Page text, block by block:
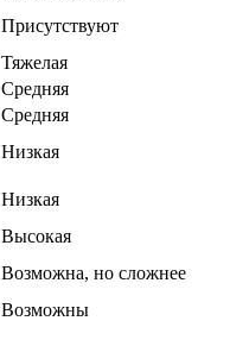
Присутствуют
Тяжелая
Средняя
Средняя
Низкая
Низкая
Высокая
Возможна, но сложнее
Возможны